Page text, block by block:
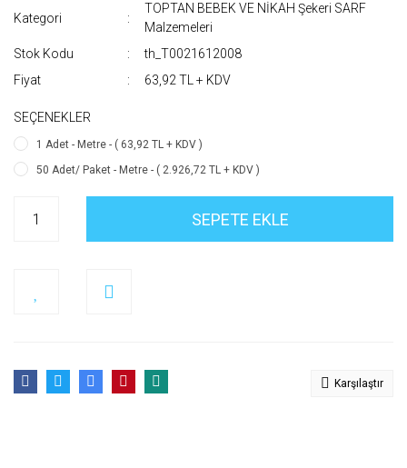
Kategori
TOPTAN BEBEK VE NİKAH Şekeri SARF
Malzemeleri
Stok Kodu
th_T0021612008
Fiyat
63,92 TL + KDV
SEÇENEKLER
1 Adet - Metre - ( 63,92 TL + KDV )
50 Adet/ Paket - Metre - ( 2.926,72 TL + KDV )
SEPETE EKLE
Karşılaştır